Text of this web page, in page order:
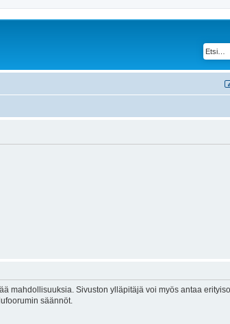
mahdollisuuksia. Sivuston ylläpitäjä voi myös antaa
säännöt.